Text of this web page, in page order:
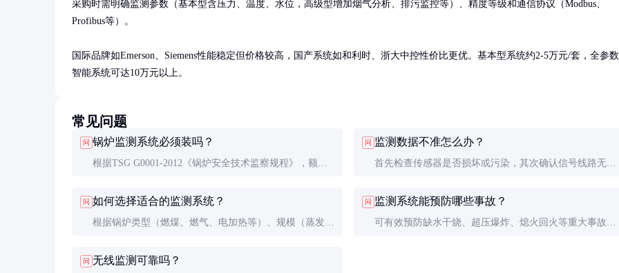
采购时需明确监测参数（基本型含压力、温度、水位，高级型增加烟气分析、排污监控等）、精度等级和通信协议（Modbus、
Profibus等）。
国际品牌如Emerson、Siemens性能稳定但价格较高，国产系统如和利时、浙大中控性价比更优。基本型系统约2-5万元/套，全参数
智能系统可达10万元以上。
常见问题
问 锅炉监测系统必须装吗？
根据TSG G0001-2012《锅炉安全技术监察规程》，额定
必须装设安全监测装置，这是强制要求。
问 监测数据不准怎么办？
首先检查传感器是否损坏或污染，其次确认信号线路无干
员检修。
问 如何选择适合的监测系统？
根据锅炉类型（燃煤、燃气、电加热等）、规模（蒸发量
或CE认证的产品。
问 监测系统能预防哪些事故？
可有效预防缺水干烧、超压爆炸、熄火回火等重大事故，
问 无线监测可靠吗？